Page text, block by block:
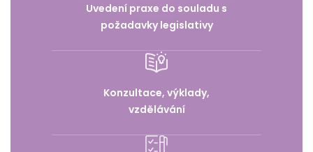
Uvedení praxe do souladu s
požadavky legislativy
Konzultace, výklady,
vzdělávání